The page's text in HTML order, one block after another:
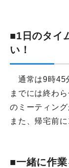
■1日のタイ
い！
通常は9時45
までには終わ
のミーティン
また、帰宅前
■一緒に作